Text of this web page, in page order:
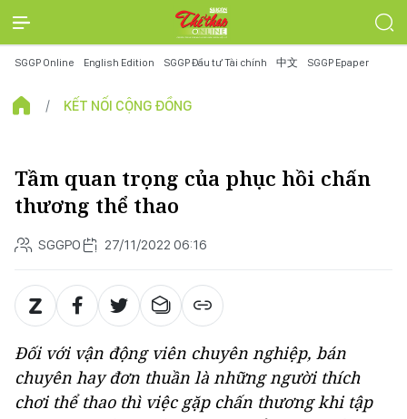
SGGP Online English Edition SGGP Đầu tư Tài chính 中文 SGGP Epaper
KẾT NỐI CỘNG ĐỒNG
Tầm quan trọng của phục hồi chấn
thương thể thao
SGGPO 27/11/2022 06:16
Đối với vận động viên chuyên nghiệp, bán
chuyên hay đơn thuần là những người thích
chơi thể thao thì việc gặp chấn thương khi tập